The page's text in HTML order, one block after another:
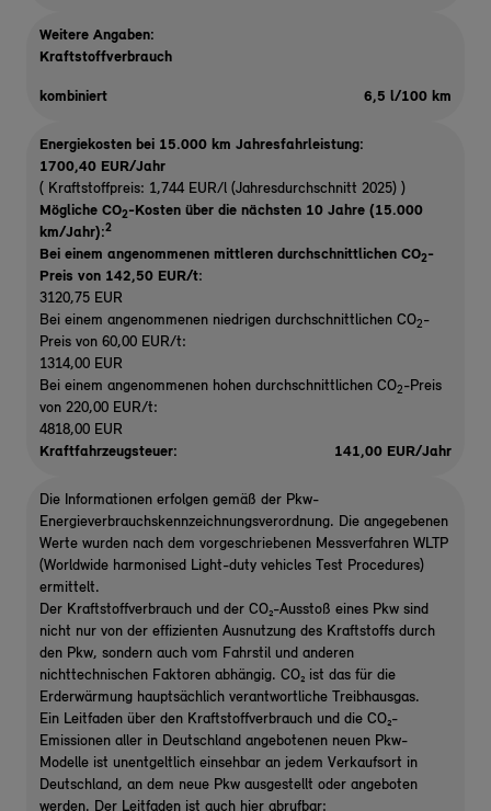
Weitere Angaben:
Kraftstoffverbrauch
kombiniert 6,5 l/100 km
Energiekosten bei 15.000 km Jahresfahrleistung:
1700,40 EUR/Jahr
( Kraftstoffpreis: 1,744 EUR/l (Jahresdurchschnitt 2025) )
Mögliche CO2-Kosten über die nächsten 10 Jahre (15.000
km/Jahr):2
Bei einem angenommenen mittleren durchschnittlichen CO2-
Preis von 142,50 EUR/t:
3120,75 EUR
Bei einem angenommenen niedrigen durchschnittlichen CO2-
Preis von 60,00 EUR/t:
1314,00 EUR
Bei einem angenommenen hohen durchschnittlichen CO2-Preis
von 220,00 EUR/t:
4818,00 EUR
Kraftfahrzeugsteuer:
141,00 EUR/Jahr
Die Informationen erfolgen gemäß der Pkw-
Energieverbrauchskennzeichnungsverordnung. Die angegebenen
Werte wurden nach dem vorgeschriebenen Messverfahren WLTP
(Worldwide harmonised Light-duty vehicles Test Procedures)
ermittelt.
Der Kraftstoffverbrauch und der CO₂-Ausstoß eines Pkw sind
nicht nur von der effizienten Ausnutzung des Kraftstoffs durch
den Pkw, sondern auch vom Fahrstil und anderen
nichttechnischen Faktoren abhängig. CO₂ ist das für die
Erderwärmung hauptsächlich verantwortliche Treibhausgas.
Ein Leitfaden über den Kraftstoffverbrauch und die CO₂-
Emissionen aller in Deutschland angebotenen neuen Pkw-
Modelle ist unentgeltlich einsehbar an jedem Verkaufsort in
Deutschland, an dem neue Pkw ausgestellt oder angeboten
werden. Der Leitfaden ist auch hier abrufbar: